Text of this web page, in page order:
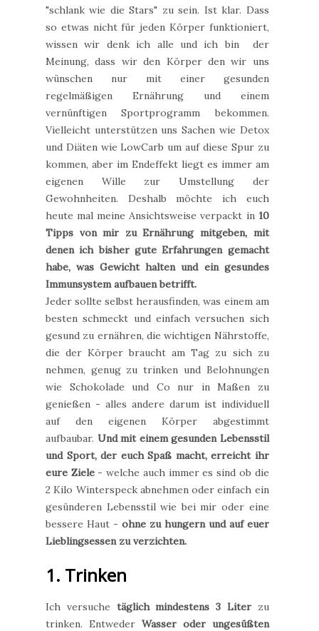
"schlank wie die Stars" zu sein. Ist klar. Dass
so etwas nicht für jeden Körper funktioniert,
wissen wir denk ich alle und ich bin der
Meinung, dass wir den Körper den wir uns
wünschen nur mit einer gesunden
regelmäßigen Ernährung und einem
vernünftigen Sportprogramm bekommen.
Vielleicht unterstützen uns Sachen wie Detox
und Diäten wie LowCarb um auf diese Spur zu
kommen, aber im Endeffekt liegt es immer am
eigenen Wille zur Umstellung der
Gewohnheiten. Deshalb möchte ich euch
heute mal meine Ansichtsweise verpackt in 10
Tipps von mir zu Ernährung mitgeben, mit
denen ich bisher gute Erfahrungen gemacht
habe, was Gewicht halten und ein gesundes
Immunsystem aufbauen betrifft.
Jeder sollte selbst herausfinden, was einem am
besten schmeckt und einfach versuchen sich
gesund zu ernähren, die wichtigen Nährstoffe,
die der Körper braucht am Tag zu sich zu
nehmen, genug zu trinken und Belohnungen
wie Schokolade und Co nur in Maßen zu
genießen - alles andere darum ist individuell
auf den eigenen Körper abgestimmt
aufbaubar. Und mit einem gesunden Lebensstil
und Sport, der euch Spaß macht, erreicht ihr
eure Ziele- welche auch immer es sind ob die
2 Kilo Winterspeck abnehmen oder einfach ein
gesünderen Lebensstil wie bei mir oder eine
bessere Haut - ohne zu hungern und auf euer
Lieblingsessen zu verzichten.
1. Trinken
Ich versuche täglich mindestens 3 Literzu
trinken. Entweder Wasser oder ungesüßten